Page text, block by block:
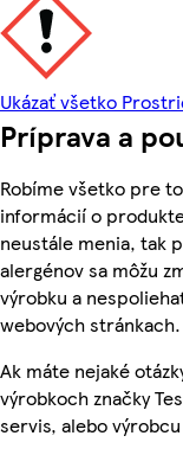
Ukázať všetko
Príprava a
Robíme všetko pre
informácií o
neustále menia, tak
alergénov sa môžu
výrobku a
webových stránkach.
Ak máte nejaké
výrobkoch značky
servis, alebo